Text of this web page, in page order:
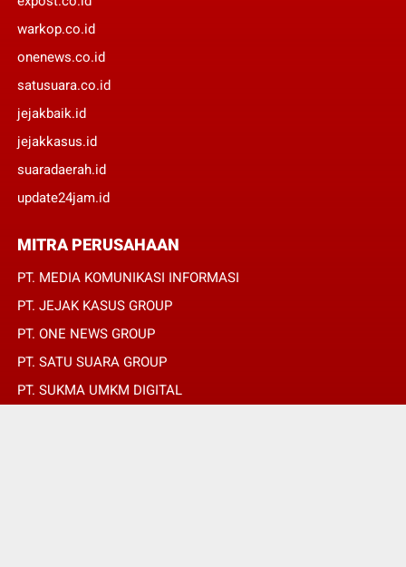
warkop.co.id
onenews.co.id
satusuara.co.id
jejakbaik.id
jejakkasus.id
suaradaerah.id
update24jam.id
MITRA PERUSAHAAN
PT. MEDIA KOMUNIKASI INFORMASI
PT. JEJAK KASUS GROUP
PT. ONE NEWS GROUP
PT. SATU SUARA GROUP
PT. SUKMA UMKM DIGITAL